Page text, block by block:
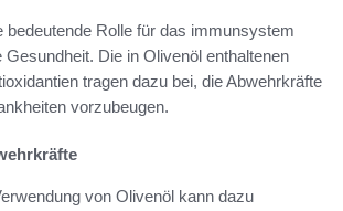
bedeutende Rolle für das immunsystem
Gesundheit. Die in Olivenöl enthaltenen
tragen dazu bei, die Abwehrkräfte
vorzubeugen.
von Olivenöl kann dazu